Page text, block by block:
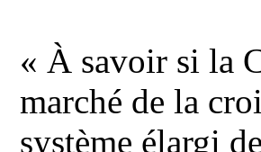
« À savoir si la
marché de la
système élargi